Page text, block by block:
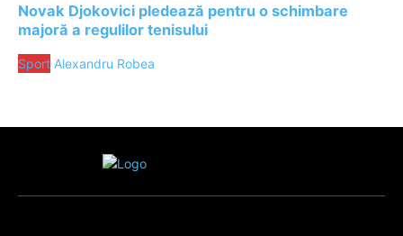
Novak Djokovici pledează pentru o schimbare
majoră a regulilor tenisului
Sport Alexandru Robea